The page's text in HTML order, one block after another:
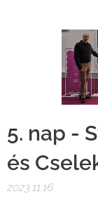
5. nap -
és
2023.11.16